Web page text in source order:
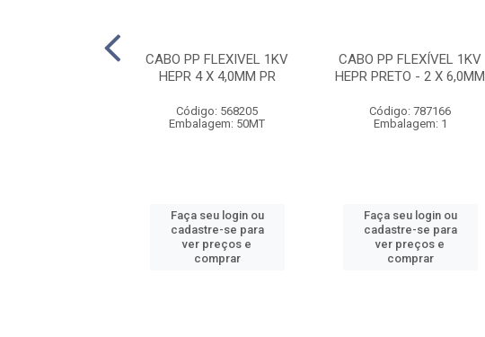
CABO PP FLEXIVEL 1KV
HEPR 4 X 4,0MM PR
Código: 568205
Embalagem: 50MT
Faça seu login ou
cadastre-se para
ver preços e
comprar
CABO PP FLEXÍVEL 1KV
HEPR PRETO - 2 X 6,0MM
Código: 787166
Embalagem: 1
Faça seu login ou
cadastre-se para
ver preços e
comprar